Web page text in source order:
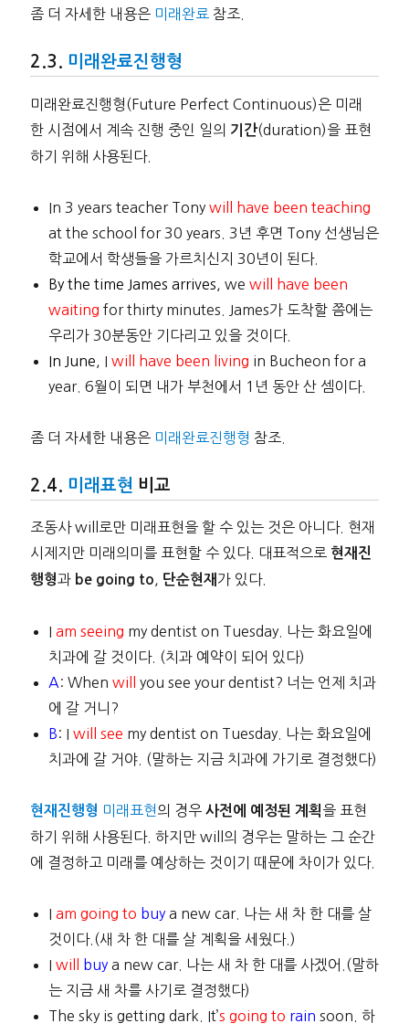
좀 더 자세한 내용은 미래완료참조.
미래완료진행형
미래완료진행형(Future Perfect Continuous)은 미래
한 시점에서 계속 진행 중인 일의 기간(duration)을 표현
하기 위해 사용된다.
In 3 years teacher Tony will have been teaching
at the school for 30 years. 3년 후면 Tony 선생님은
학교에서 학생들을 가르치신지 30년이 된다.
By the time James arrives , we will have been
waiting for thirty minutes. James가 도착할 쯤에는
우리가 30분동안 기다리고 있을 것이다.
In June , I will have been living in Bucheon for a
year. 6월이 되면 내가 부천에서 1년 동안 산 셈이다.
좀 더 자세한 내용은 미래완료진행형 참조.
미래표현 비교
조동사 will로만 미래표현을 할 수 있는 것은 아니다. 현재
시제지만 미래의미를 표현할 수 있다. 대표적으로 현재진
행형과 be going to 단순현재 가 있다.
I am seeing my dentist on Tuesday. 나는 화요일에
치과에 갈 것이다. (치과 예약이 되어 있다)
A: When will
you see your dentist? 너는 언제 치과
에 갈 거니?
B: I will see my dentist on Tuesday. 나는 화요일에
치과에 갈 거야. (말하는 지금 치과에 가기로 결정했다)
현재진행형 미래표현 의 경우 사전에 예정된 계획 을 표현
하기 위해 사용된다. 하지만 will의 경우는 말하는 그 순간
에 결정하고 미래를 예상하는 것이기 때문에 차이가 있다.
I am going to buya new car. 나는 새 차 한 대를 살
것이다.(새 차 한 대를 살 계획을 세웠다.)
I will buya new car. 나는 새 차 한 대를 사겠어.(말하
는 지금 새 차를 사기로 결정했다)
The sky is getting dark. It’s going to rain soon. 하